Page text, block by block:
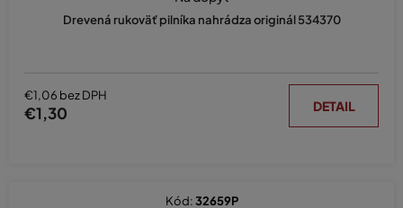
Drevená rukoväť pilníka nahrádza originál 534370
€1,06 bez DPH
€1,30 DETAIL
Kód:32659P